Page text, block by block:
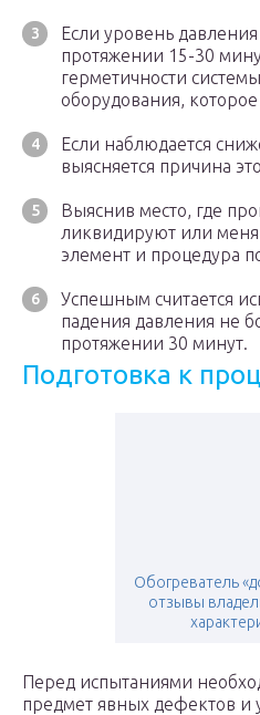
Если уровень
протяжении 15-30
герметичности
оборудования,
Если наблюдается
выясняется причина
Выяснив место, где
ликвидируют или
элемент и процедура
Успешным считается
падения давления не
протяжении 30 минут.
Подготовка к
Обогреватель
отзывы
Перед испытаниями
предмет явных дефектов и